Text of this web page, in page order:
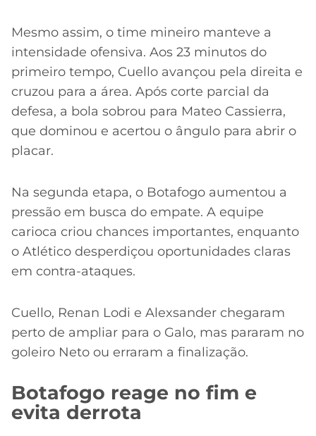
Mesmo assim, o time mineiro manteve a
intensidade ofensiva. Aos 23 minutos do
primeiro tempo, Cuello avançou pela direita e
cruzou para a área. Após corte parcial da
defesa, a bola sobrou para Mateo Cassierra,
que dominou e acertou o ângulo para abrir o
placar.
Na segunda etapa, o Botafogo aumentou a
pressão em busca do empate. A equipe
carioca criou chances importantes, enquanto
o Atlético desperdiçou oportunidades claras
em contra-ataques.
Cuello, Renan Lodi e Alexsander chegaram
perto de ampliar para o Galo, mas pararam no
goleiro Neto ou erraram a finalização.
Botafogo reage no fim e
evita derrota